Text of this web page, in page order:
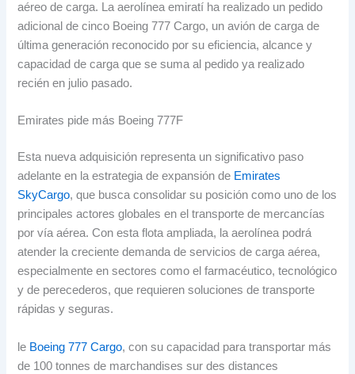
aéreo de carga.
La aerolínea emiratí ha realizado un pedido
adicional de cinco Boeing 777 Cargo, un avión de carga de
última generación reconocido por su eficiencia,alcance y
capacidad de carga que se suma al pedido ya realizado
recién en julio pasado.
Emirates pide más Boeing 777F
Esta nueva adquisición representa un significativo paso
adelante en la estrategia de expansión de Emirates
SkyCargo,que busca consolidar su posición como uno de los
principales actores globales en el transporte de mercancías
por vía aérea.Con esta flota ampliada, la aerolínea podrá
atender la creciente demanda de servicios de carga aérea,
especialmente en sectores como el farmacéutico,tecnológico
y de perecederos,que requieren soluciones de transporte
rápidas y seguras.
le Boeing 777 Cargo,con su capacidad para transportar más
de 100 tonnes de marchandises sur des distances